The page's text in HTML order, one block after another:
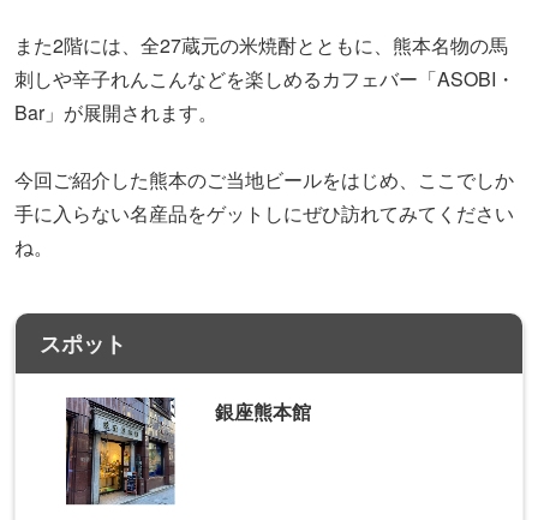
また2階には、全27蔵元の米焼酎とともに、熊本名物の馬
刺しや辛子れんこんなどを楽しめるカフェバー「ASOBI・
Bar」が展開されます。
今回ご紹介した熊本のご当地ビールをはじめ、ここでしか
手に入らない名産品をゲットしにぜひ訪れてみてください
ね。
スポット
銀座熊本館